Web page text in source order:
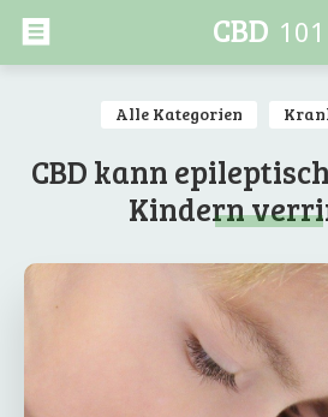
CBD 101
Alle Kategorien
CBD kann
Kindern